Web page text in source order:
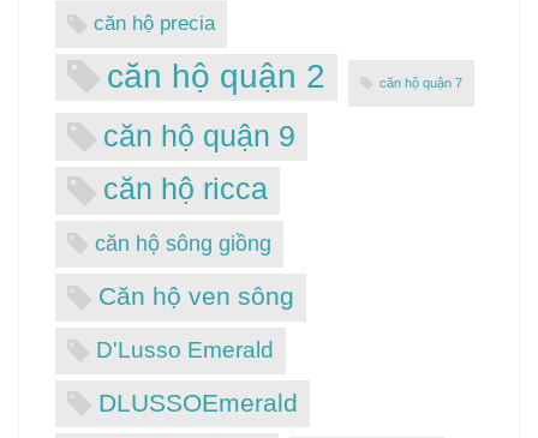
căn hộ precia
căn hộ quận 2 căn hộ quận 7
căn hộ quận 9
căn hộ ricca
căn hộ sông giồng
Căn hộ ven sông
D'Lusso Emerald
DLUSSOEmerald